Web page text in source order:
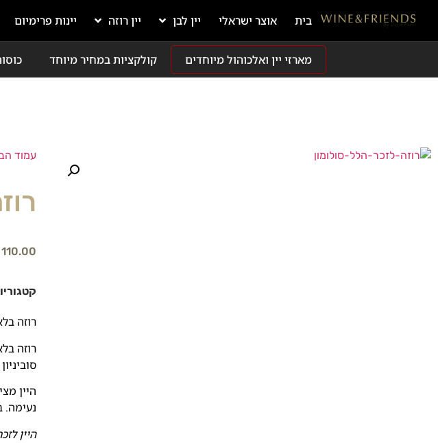
בית אוצר ישראלי יין לבן יין רוזה יינות פרימיום
מארזי יין ואלכוהול מיוחדים קולקציות במחיר מיוחד
עמוד
110.00
רוזה
היין
נעימה.
היין